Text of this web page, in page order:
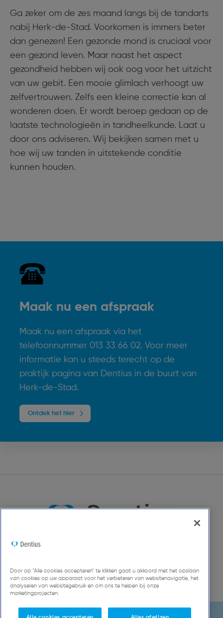
Ga zeker om de zes maand langs bij de tandarts
nabij Herk-de-Stad. Voorkomen is immers beter
dan genezen! Een gezonde mond is cruciaal voor
een gezond leven. Maar naast het aspect
gezondheid hebben wij ook oog voor het uitzicht
van uw gebit. Een mooie glimlach verhoogt uw
zelfvertrouwen. Zelfs een kleine correctie kan al
wonderen doen. Er wordt beroep gedaan op de
laatste technologieën in tandheelkunde. Laat u
door ons adviseren. Wij bekijken samen met u
hoe wij uw tanden in uitstekende conditie
kunnen houden.
Maak nu een afspraak
Maak nu een afspraak via het
telefoonnummer 013 33 66 02. Voor meer
informatie kan u steeds terecht op de
praktijk pagina van Dentius in de buurt van
Herk-de-Stad.
Ontdek het hier
Door op “Alle cookies accepteren” te klikken gaat u akkoord met het opslaan
van cookies op uw apparaat voor het verbeteren van websitenavigatie, het
analyseren van websitegebruik en om ons te helpen bij onze
marketingprojecten.